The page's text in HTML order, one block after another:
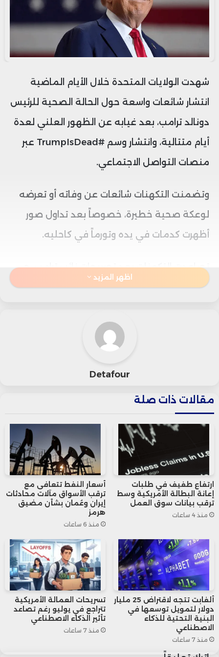
شهدت الولايات المتحدة خلال الأيام الماضية
انتشار شائعات واسعة حول الحالة الصحية للرئيس
دونالد ترامب، بعد غيابه عن الظهور العلني لعدة
أيام متتالية، وانتشار وسم #TrumpIsDead عبر
منصات التواصل الاجتماعي.
وتضمنت التكهنات شائعات عن وفاته أو تعرضه
لوعكة صحية خطيرة، خصوصاً بعد تداول صور
أظهرت كدمات في يده وتورماً في كاحليه.
تصاعدت التكهنات بعد تصريحات نائب ترامب، جي
دي فانس، الذي أكد استعداده “لتولي المسؤولية
ذاته أن الرئيس بخير. هذه التصريحات أثارت موجة
من التساؤلات حول صحة الرئيس البالغ من العمر
لكن ترامب وضع حداً للجدل بظهوره العلني
جولف بفيرجينيا برفقة حفيدتيه، حيث بدا بصحة
جيدة وحيّى الصحفيين، في رسالة واضحة لكسر
موجة الشائعات.
أبداً بصحة أفضل”، مضيفاً بسخرية أن “واشنطن
العاصمة أصبحت منطقة خالية من الجريمة”.
من جانبها، أصدرت الطواقم الطبية للبيت الأبيض
بياناً أوضحت فيه أسباب الكدمات في يد الرئيس
بأنها ناجمة عن “تهيج الأنسجة نتيجة المصافحة
اظهر المزيد
Detafour
مقالات ذات صلة
ارتفاع طفيف في طلبات
إعانة البطالة الأمريكية وسط
ترقب بيانات سوق العمل
منذ 4 ساعات
أسعار النفط تتعافى مع
ترقب الأسواق مآلات محادثات
إيران وعُمان بشأن مضيق
هرمز
منذ 6 ساعات
ألفابت تتجه لاقتراض 25 مليار
دولار لتمويل توسعها في
البنية التحتية للذكاء
الاصطناعي
منذ 7 ساعات
تسريحات العمالة الأمريكية
تتراجع في يوليو رغم تصاعد
تأثير الذكاء الاصطناعي
منذ 7 ساعات